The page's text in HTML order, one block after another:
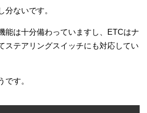
分ないです。
能は十分備わっていますし、ETCはナ
ステアリングスイッチにも対応してい
です。